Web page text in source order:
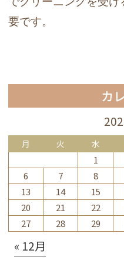
要です。
カ
月 火 水
1
6
7 8
13
14 15
20
21 22
27
28 29
« 12月